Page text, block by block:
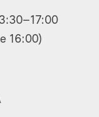
16:00)